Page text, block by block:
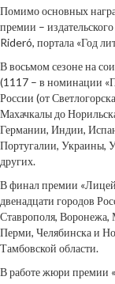
Помимо основных
премии –
Rideró, портала «Год
В восьмом сезоне на
(1117 – в номинации
России (от
Махачкалы до
Германии, Индии,
Португалии, Украины,
других.
В финал премии
двенадцати городов
Ставрополя, Воронежа,
Перми, Челябинска и
Тамбовской области.
В работе жюри премии